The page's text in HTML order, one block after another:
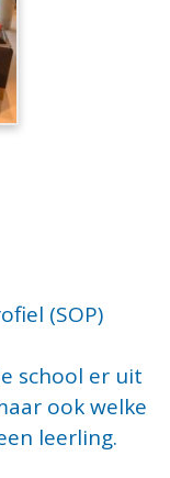
(SOP)
school er uit
ook welke
leerling.